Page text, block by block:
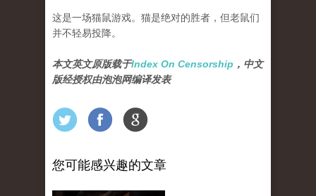
这是一场猫鼠游戏。猫是绝对的胜者，但老鼠们
并不轻易投降。
本文英文原版载于Index On Censorship ，中文
版经授权由泡泡网编译发表
您可能感兴趣的文章